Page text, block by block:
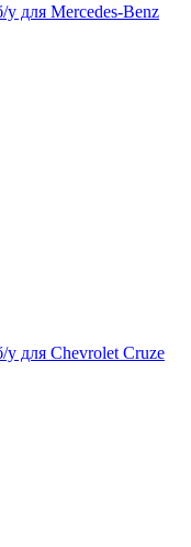
для Mercedes-Benz
у для Chevrolet Cruze